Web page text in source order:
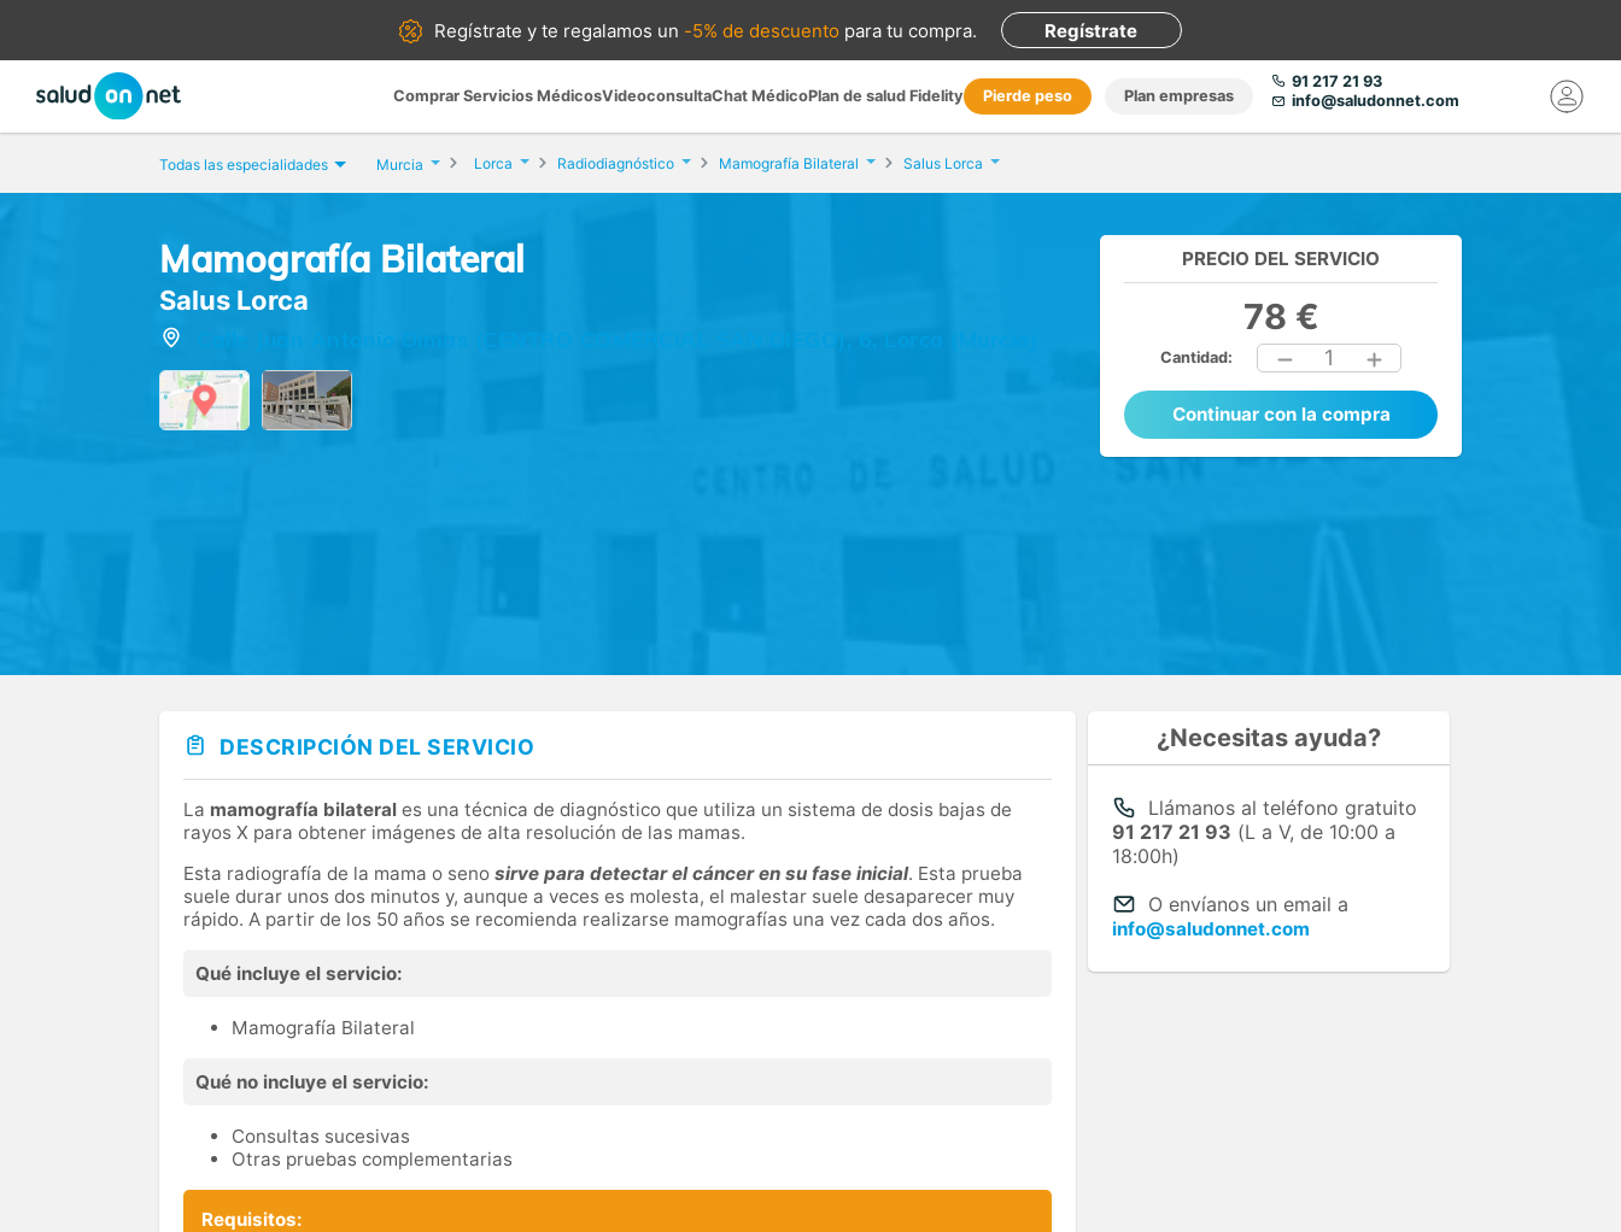
Regístrate yte regalamos un -5% de descuento para tu compra. Regístrate
Comprar Servicios MédicosVideoconsultaChat MédicoPlan de salud Fidelity Pierde peso Plan empresas
91 217 21 93
info@saludonnet.com
Todas las especialidades Murcia Lorca Radiodiagnóstico Mamografía Bilateral Salus Lorca
Mamografía Bilateral
Salus Lorca
PRECIO DEL SERVICIO
78 €
Cantidad: 1
Continuar con la compra
DESCRIPCIÓN DEL SERVICIO
La mamografía bilateral es una técnica de diagnóstico que utiliza un sistema de dosis bajas de
rayos X para obtener imágenes de alta resolución de las mamas.
Esta radiografía de la mama o seno sirve para detectar el cáncer en su fase inicial. Esta prueba
suele durar unos dos minutos y, aunque a veces es molesta, el malestar suele desaparecer muy
rápido. A partir de los 50 años se recomienda realizarse mamografías una vez cada dos años.
Qué incluye el servicio:
Mamografía Bilateral
Qué no incluye el servicio:
Consultas sucesivas
Otras pruebas complementarias
Requisitos:
¿Necesitas ayuda?
Llámanos al teléfono gratuito
91 217 21 93 (L a V, de 10:00 a
18:00h)
O envíanos un email a
info@saludonnet.com